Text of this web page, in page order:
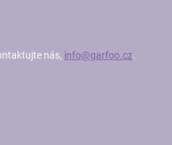
nás, info@garfoo.cz.